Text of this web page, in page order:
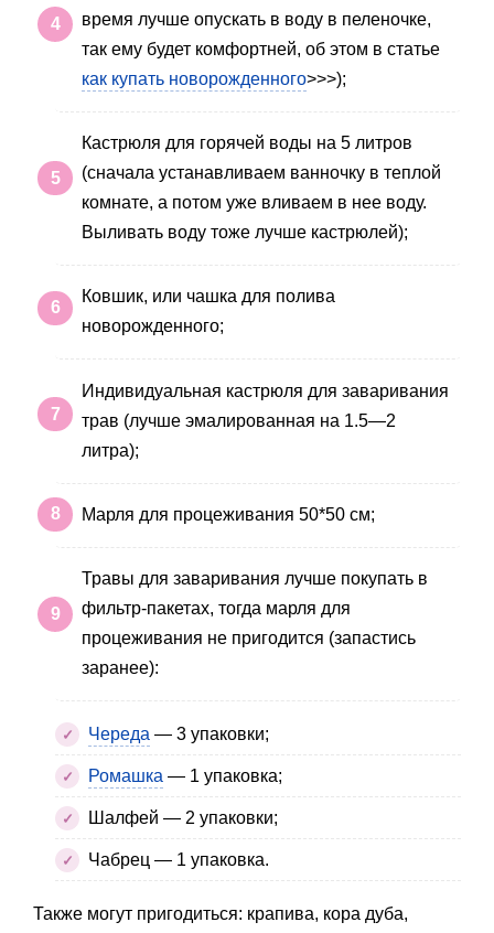
время лучше опускать в воду в пеленочке,
так ему будет комфортней, об этом в статье
как купать новорожденного>>>);
Кастрюля для горячей воды на 5 литров
(сначала устанавливаем ванночку в теплой
комнате, а потом уже вливаем в нее воду.
Выливать воду тоже лучше кастрюлей);
Ковшик, или чашка для полива
новорожденного;
Индивидуальная кастрюля для заваривания
трав (лучше эмалированная на 1.5—2
литра);
Марля для процеживания 50*50 см;
Травы для заваривания лучше покупать в
фильтр-пакетах, тогда марля для
процеживания не пригодится (запастись
заранее):
Череда — 3 упаковки;
Ромашка — 1 упаковка;
Шалфей — 2 упаковки;
Чабрец — 1 упаковка.
Также могут пригодиться: крапива, кора дуба,